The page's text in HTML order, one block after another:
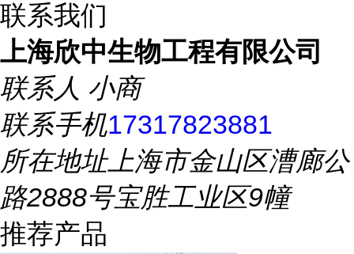
联系我们
上海欣中生物工程有限公司
联系人 小商
联系手机17317823881
所在地址上海市金山区漕廊公
路2888号宝胜工业区9幢
推荐产品